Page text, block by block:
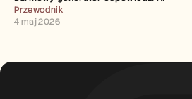
Przewodnik
4 maj 2026